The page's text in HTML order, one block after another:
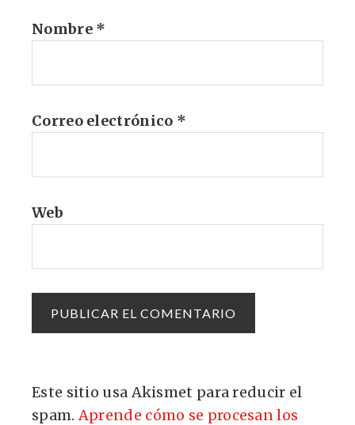
Nombre *
Correo electrónico *
Web
Este sitio usa Akismet para reducir el
spam.Aprende cómo se procesan los